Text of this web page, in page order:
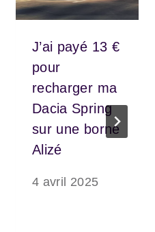
J’ai payé 13 €
pour
recharger ma
Dacia Spring
sur une borne
Alizé
4 avril 2025